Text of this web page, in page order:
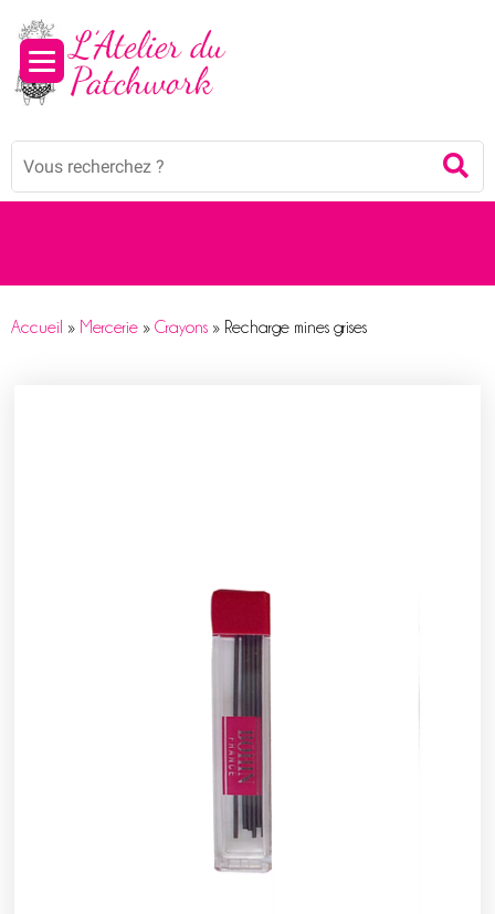
Mots
Accueil » Mercerie » Crayons » Recharge mines grises
Panneau de gestion des cookies